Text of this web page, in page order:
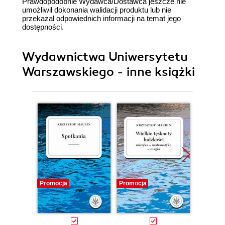
umożliwił dokonania walidacji produktu lub nie
przekazał odpowiednich informacji na temat jego
dostępności.
Wydawnictwa Uniwersytetu
Warszawskiego - inne książki
Promocja Promocja